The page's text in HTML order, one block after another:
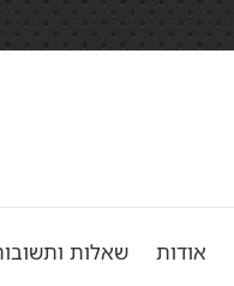
אודות שאלות